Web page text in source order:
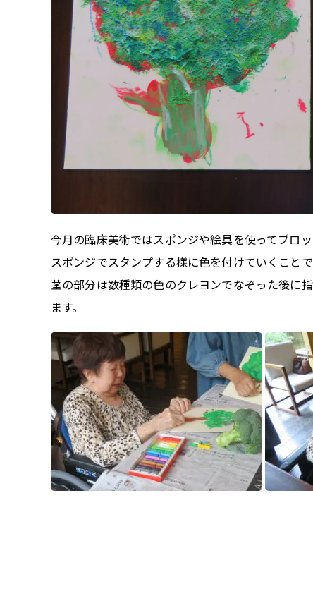
今月の臨床美術ではスポンジや絵具を使ってブロッ
スポンジでスタンプする様に色を付けていくこと
茎の部分は数種類の色のクレヨンでなぞった後に
ます。